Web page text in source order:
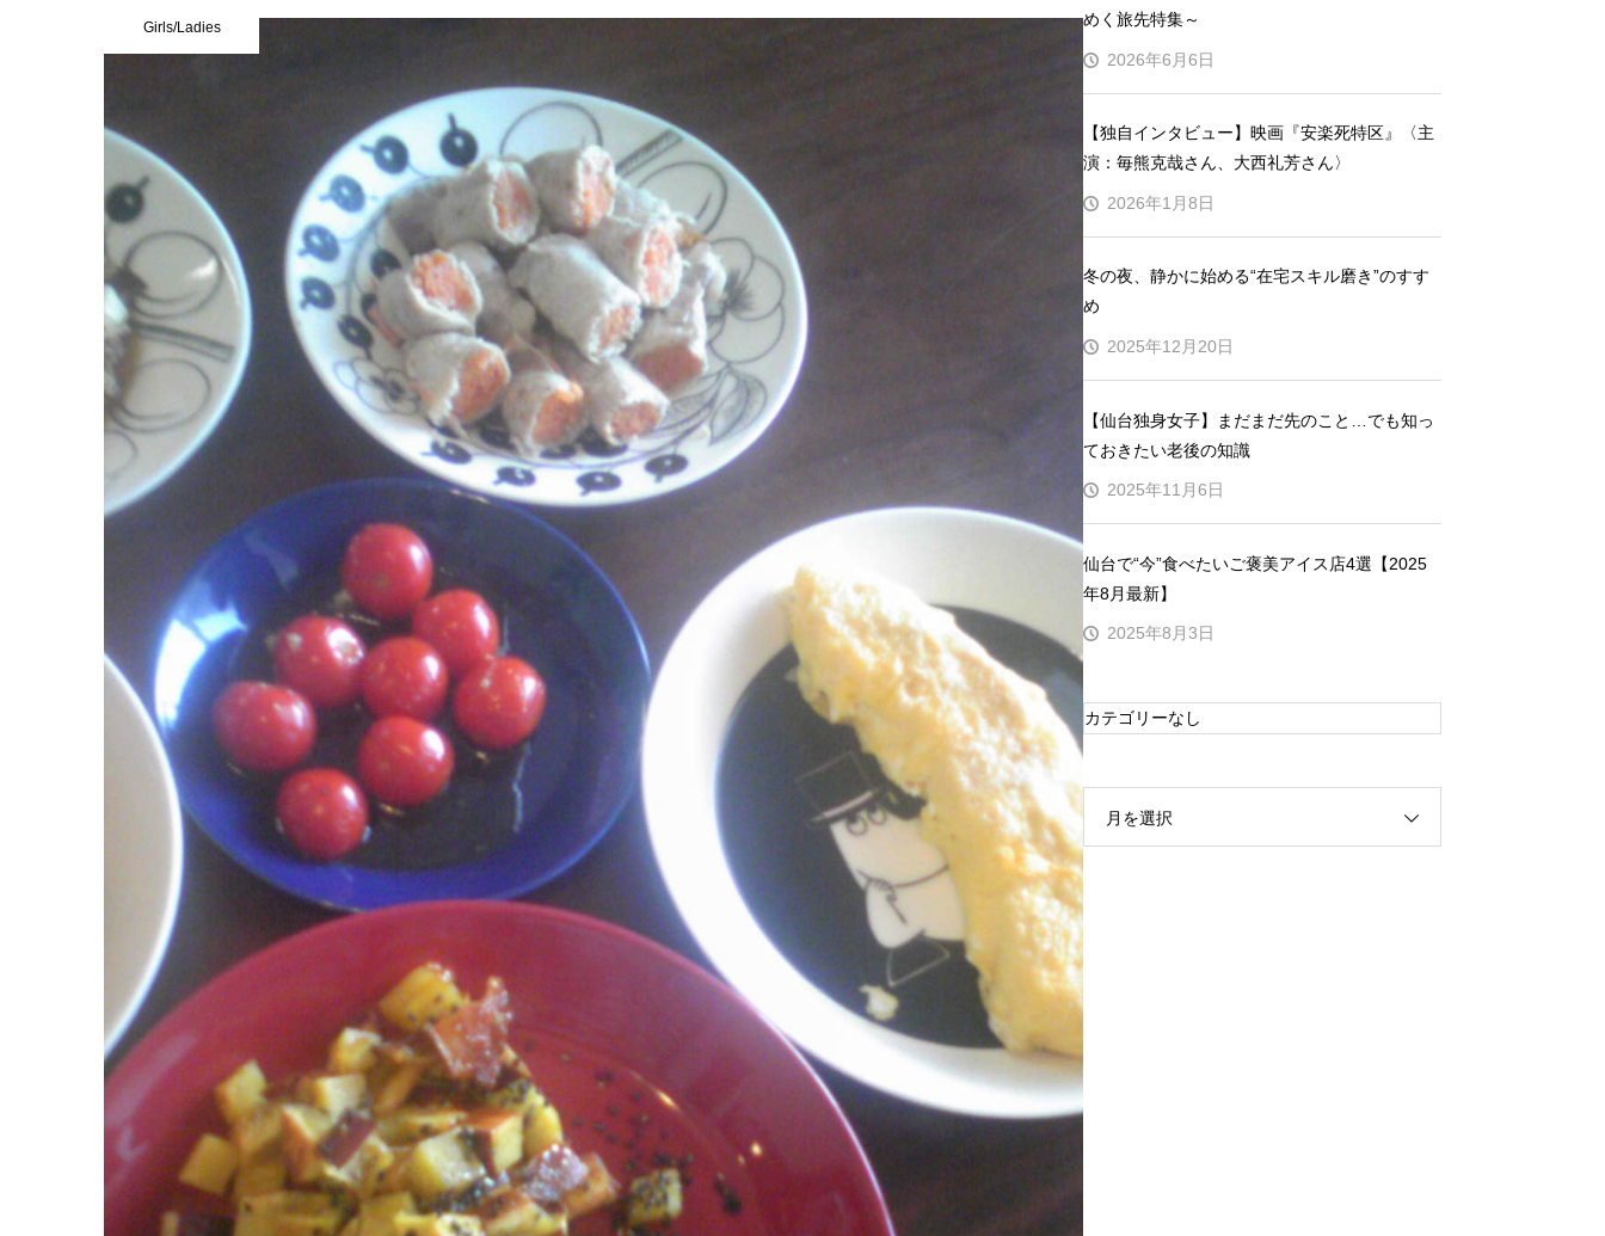
Girls/Ladies
めく旅先特集～
2026年6月6日
【独自インタビュー】映画『安楽死特区』〈主
演：毎熊克哉さん、大西礼芳さん〉
2026年1月8日
冬の夜、静かに始める“在宅スキル磨き”のすす
め
2025年12月20日
【仙台独身女子】まだまだ先のこと…でも知っ
ておきたい老後の知識
2025年11月6日
仙台で“今”食べたいご褒美アイス店4選【2025
年8月最新】
2025年8月3日
カテゴリーなし
月を選択